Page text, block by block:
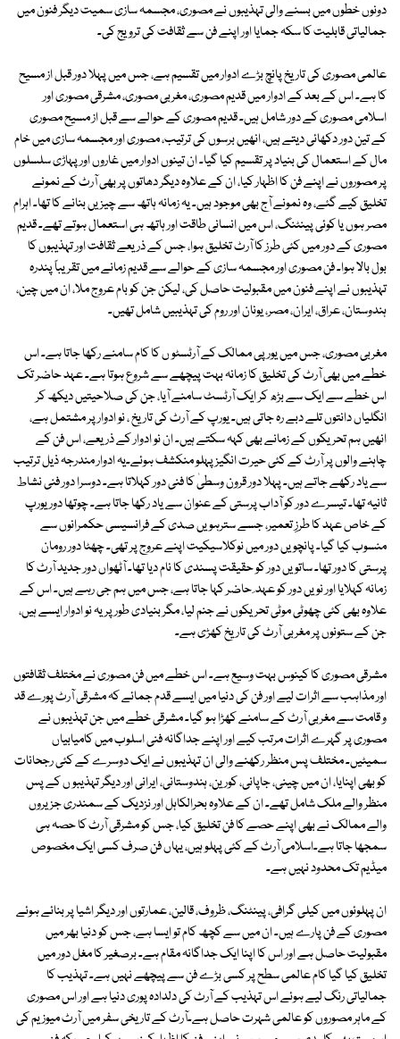
دونوں خطوں میں بسنے والی تہذیبوں نے مصوری، مجسمہ سازی سمیت دیگر فنون میں
جمالیاتی قابلیت کا سکہ جمایا اور اپنے فن سے ثقافت کی ترویج کی۔
عالمی مصوری کی تاریخ پانچ بڑے ادوار میں تقسیم ہے، جس میں پہلا دور قبل از مسیح
کا ہے۔ اس کے بعد کے ادوار میں قدیم مصوری، مغربی مصوری، مشرقی مصوری اور
اسلامی مصوری کے دور شامل ہیں۔ قدیم مصوری کے حوالے سے قبل از مسیح مصوری
کے تین دور دکھائی دیتے ہیں، انھیں برسوں کی ترتیب، مصوری اور مجسمہ سازی میں خام
مال کے استعمال کی بنیاد پر تقسیم کیا گیا۔ ان تینوں ادوار میں غاروں اور پہاڑی سلسلوں
پر مصوروں نے اپنے فن کا اظہار کیا، ان کے علاوہ دیگر دھاتوں پر بھی آرٹ کے نمونے
تخلیق کیے گئے، وہ نمونے آج بھی موجود ہیں۔ یہ زمانہ ہاتھ سے چیزیں بنانے کا تھا۔ اہرام
مصر ہوں یا کوئی پینٹنگ، اس میں انسانی طاقت اور ہاتھ ہی استعمال ہوتے تھے۔ قدیم
مصوری کے دور میں کئی طرز کا آرٹ تخلیق ہوا، جس کے ذریعے ثقافت اور تہذیبوں کا
بول بالا ہوا۔ فن مصوری اور مجسمہ سازی کے حوالے سے قدیم زمانے میں تقریباً پندرہ
تہذیبوں نے اپنے فنون میں مقبولیت حاصل کی، لیکن جن کو بام عروج ملا، ان میں چین،
ہندوستان، عراق، ایران، مصر، یونان اور روم کی تہذیبیں شامل تھیں۔
مغربی مصوری، جس میں یورپی ممالک کے آرٹسٹو ں کا کام سامنے رکھا جاتا ہے۔ اس
خطے میں بھی آرٹ کی تخلیق کا زمانہ بہت پیچھے سے شروع ہوتا ہے۔ عہد حاضر تک
اس خطے سے ایک سے بڑھ کر ایک آرٹسٹ سامنے آیا، جن کی صلاحیتیں دیکھ کر
انگلیاں دانتوں تلے دبے رہ جاتی ہیں۔ یورپ کے آرٹ کی تاریخ ، نو ادوار پر مشتمل ہے،
انھیں ہم تحریکوں کے زمانے بھی کہہ سکتے ہیں۔ ان نو ادوار کے ذریعے، اس فن کے
چاہنے والوں پر آرٹ کے کئی حیرت انگیز پہلو منکشف ہوئے۔یہ ادوار مندرجہ ذیل ترتیب
سے یاد رکھے جاتے ہیں۔ پہلا دور قرون وسطیٰ کا فنی دور کہلاتا ہے۔ دوسرا دور فنی نشاط
ثانیہ تھا۔ تیسرے دور کو آداب پرستی کے عنوان سے یاد رکھا جاتا ہے۔ چوتھا دور یورپ
کے خاص عہد کا طرزِ تعمیر، جسے سترہویں صدی کے فرانسیسی حکمرانوں سے
منسوب کیا گیا۔ پانچویں دور میں نوکلاسیکیت اپنے عروج پر تھی۔ چھٹا دور رومان
پرستی کا دور تھا۔ ساتویں دور کو حقیقت پسندی کا نام دیا تھا۔ آٹھواں دور جدید آرٹ کا
زمانہ کہلایا اور نویں دور کو عہد ِ حاضر کہا جاتا ہے، جس میں ہم جی رہے ہیں۔ اس کے
علاوہ بھی کئی چھوٹی موٹی تحریکوں نے جنم لیا، مگر بنیادی طور پر یہ نو ادوار ایسے ہیں،
جن کے ستونوں پر مغربی آرٹ کی تاریخ کھڑی ہے۔
مشرقی مصوری کا کینوس بہت وسیع ہے۔ اس خطے میں فن مصوری نے مختلف ثقافتوں
اور مذاہب سے اثرات لیے اور فن کی دنیا میں ایسے قدم جمائے کہ مشرقی آرٹ پورے قد
و قامت سے مغربی آرٹ کے سامنے کھڑا ہو گیا۔ مشرقی خطے میں جن تہذیبوں نے
مصوری پر گہرے اثرات مرتب کیے اور اپنے جداگانہ فنی اسلوب میں کامیابیاں
سمیٹیں۔ مختلف پس منظر رکھنے والی ان تہذیبوں نے ایک دوسرے کے کئی رجحانات
کو بھی اپنایا، ان میں چینی، جاپانی، کورین، ہندوستانی، ایرانی اور دیگر تہذیبو ں کے پس
منظر والے ملک شامل تھے۔ ان کے علاوہ بحرالکاہل اور نزدیک کے سمندری جزیروں
والے ممالک نے بھی اپنے حصے کا فن تخلیق کیا، جس کو مشرقی آرٹ کا حصہ ہی
سمجھا جاتا ہے۔اسلامی آرٹ کے کئی پہلو ہیں، یہاں فن صرف کسی ایک مخصوص
میڈیم تک محدود نہیں ہے۔
ان پہلوئوں میں کیلی گرافی، پینٹنگ، ظروف، قالین، عمارتوں اور دیگر اشیا پر بنائے ہوئے
مصوری کے فن پارے ہیں۔ ان میں سے کچھ کام تو ایسا ہے، جس کو دنیا بھر میں
مقبولیت حاصل ہے اور اس کا اپنا ایک جداگانہ مقام ہے۔ برصغیر کا مغل دور میں
تخلیق کیا گیا کام عالمی سطح پر کسی بڑے فن سے پیچھے نہیں ہے۔ تہذیب کا
جمالیاتی رنگ لیے ہوئے اس تہذیب کے آرٹ کی دلدادہ پوری دنیا ہے اور اس مصوری
کے ماہر مصوروں کو عالمی شہرت حاصل ہے۔آرٹ کے تاریخی سفر میں آرٹ میوزیم کی